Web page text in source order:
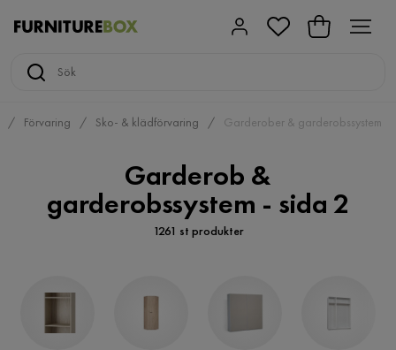
Förvaring Sko- & klädförvaring Garderober & garderobssystem
Garderob &
garderobssystem - sida 2
1261 st produkter